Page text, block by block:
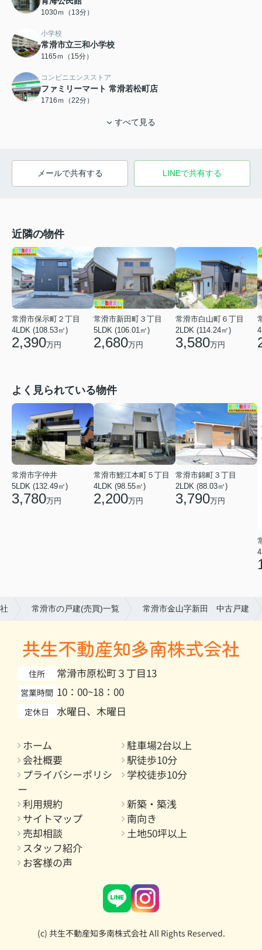
1030ｍ（13分）
小学校
常滑市立三和小学校
1165ｍ（15分）
コンビニエンスストア
ファミリーマート 常滑若松町店
1716ｍ（22分）
すべて見る
メールで共有する LINEで共有する
近隣の物件
常滑市保示町２丁目
4LDK (108.53㎡)
2,390万円
常滑市新田町３丁目
5LDK (106.01㎡)
2,680万円
常滑市白山町６丁目
2LDK (114.24㎡)
3,580万円
よく見られている物件
常滑市字仲井
5LDK (132.49㎡)
3,780万円
常滑市鯉江本町５丁目
4LDK (98.55㎡)
2,200万円
常滑市錦町３丁目
2LDK (88.03㎡)
3,790万円
常滑市の戸建(売買)一覧 常滑市金山字新田 中古戸建
共生不動産知多南株式会社
住所 常滑市原松町３丁目13
営業時間 10：00~18：00
定休日 水曜日、木曜日
ホーム
駐車場2台以上
会社概要
駅徒歩10分
プライバシーポリシ
ー
学校徒歩10分
利用規約
新築・築浅
サイトマップ
南向き
売却相談
土地50坪以上
スタッフ紹介
お客様の声
(c) 共生不動産知多南株式会社 All Rights Reserved.